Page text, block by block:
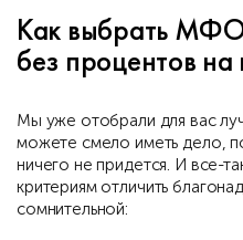
Как выбрать
без процентов
Мы уже отобрали для вас
можете смело иметь дело,
ничего не придется. И все-
критериям отличить
сомнительной: